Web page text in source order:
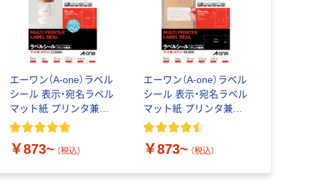
エーワン（A-one）ラベル
シール 表示・宛名ラベル
マット紙 プリンタ兼用
封筒 A4 ノーカット は
￥873~ （税込）
エーワン（A-one）ラベル
シール 表示・宛名ラベル
マット紙 プリンタ兼用
封筒 20面
￥873~ （税込）